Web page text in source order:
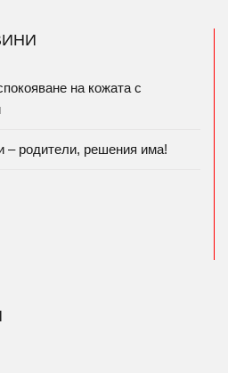
на кожата с
– родители, решения има!